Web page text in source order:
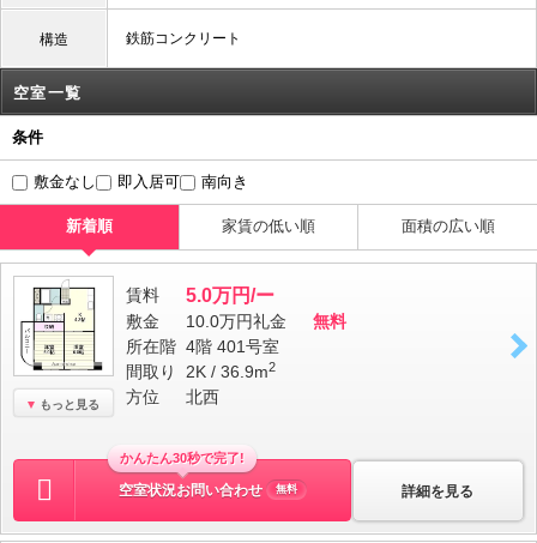
構造 鉄筋コンクリート
空室一覧
条件
敷金なし 即入居可 南向き
新着順 家賃の低い順 面積の広い順
もっと見る
賃料 5.0万円/ー
敷金 10.0万円礼金
無料
所在階 4階 401号室
間取り
2K / 36.9m2
方位 北西
詳細を見る
かんたん30秒で完了!
空室状況お問い合わせ 無料